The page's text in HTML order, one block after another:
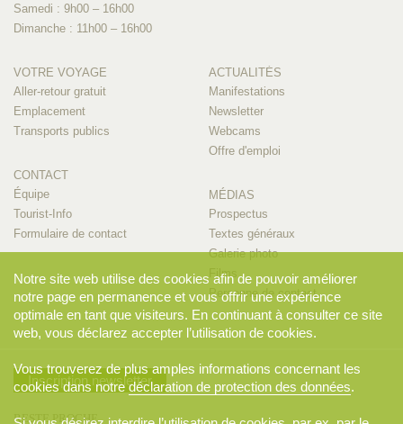
Samedi : 9h00 – 16h00
Dimanche : 11h00 – 16h00
VOTRE VOYAGE
Aller-retour gratuit
Emplacement
Transports publics
CONTACT
Équipe
Tourist-Info
Formulaire de contact
ACTUALITÉS
Manifestations
Newsletter
Webcams
Offre d'emploi
MÉDIAS
Prospectus
Textes généraux
Galerie photo
Films
Personne de contact
Inscription newsletter
RESTE PROCHE
Notre site web utilise des cookies afin de pouvoir améliorer
notre page en permanence et vous offrir une expérience
optimale en tant que visiteurs. En continuant à consulter ce site
web, vous déclarez accepter l’utilisation de cookies.
Vous trouverez de plus amples informations concernant les
cookies dans notredéclaration de protection des données.